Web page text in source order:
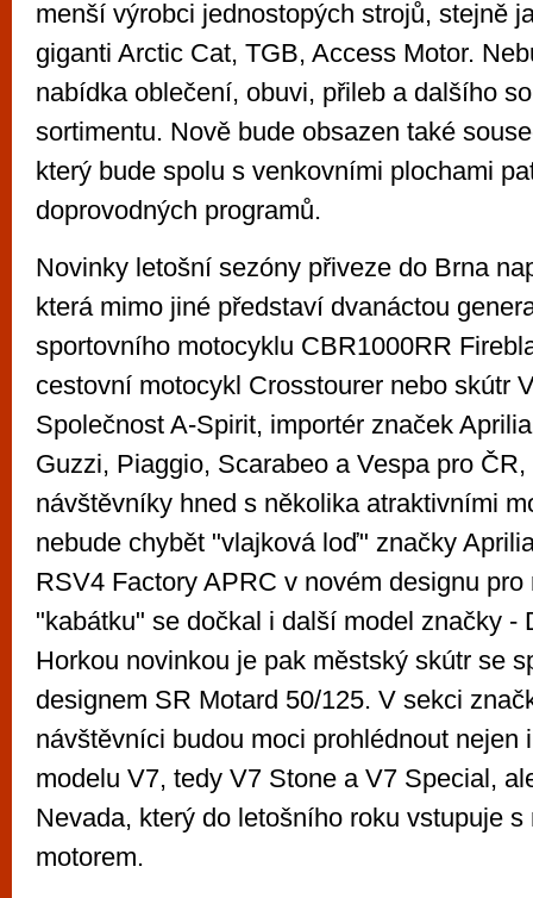
menší výrobci jednostopých strojů, stejně
giganti Arctic Cat, TGB, Access Motor.
nabídka oblečení, obuvi, přileb a dalšího
sortimentu. Nově bude obsazen také
který bude spolu s venkovními plochami
doprovodných programů.
Novinky letošní sezóny přiveze do Brna
která mimo jiné představí dvanáctou
sportovního motocyklu CBR1000RR
cestovní motocykl Crosstourer nebo skútr
Společnost A-Spirit, importér značek
Guzzi, Piaggio, Scarabeo a Vespa pro
návštěvníky hned s několika atraktivními
nebude chybět "vlajková loď" značky
RSV4 Factory APRC v novém designu
"kabátku" se dočkal i další model značky -
Horkou novinkou je pak městský skútr se
designem SR Motard 50/125. V sekci
návštěvníci budou moci prohlédnout nejen
modelu V7, tedy V7 Stone a V7 Special,
Nevada, který do letošního roku vstupuje
motorem.